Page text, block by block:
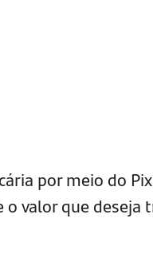
por meio do
o valor que deseja